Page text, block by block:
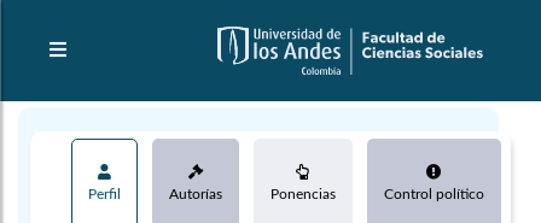
Perfil Autorías Ponencias Control político